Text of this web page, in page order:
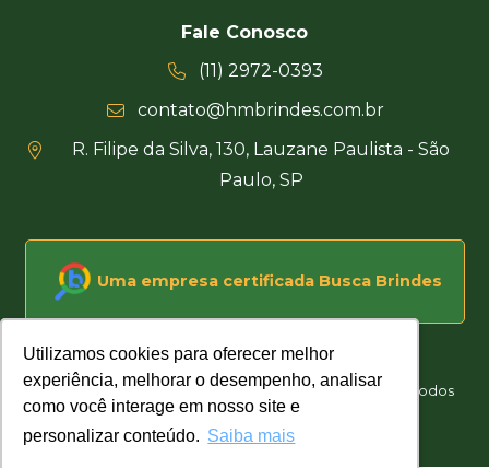
Utilizamos cookies para oferecer melhor
experiência, melhorar o desempenho, analisar
como você interage em nosso site e
personalizar conteúdo. Saiba mais
Utilizamos cookies para oferecer melhor
experiência, melhorar o desempenho, analisar
como você interage em nosso site e
personalizar conteúdo. Saiba mais
Fale Conosco
(11) 2972-0393
contato@hmbrindes.com.br
R. Filipe da Silva, 130, Lauzane Paulista - São
Paulo, SP
Uma empresa certificada Busca Brindes
Hakuna Matata Brindes Corporativos Personalizados © Todos
os direitos reservados
Desenvolvido por